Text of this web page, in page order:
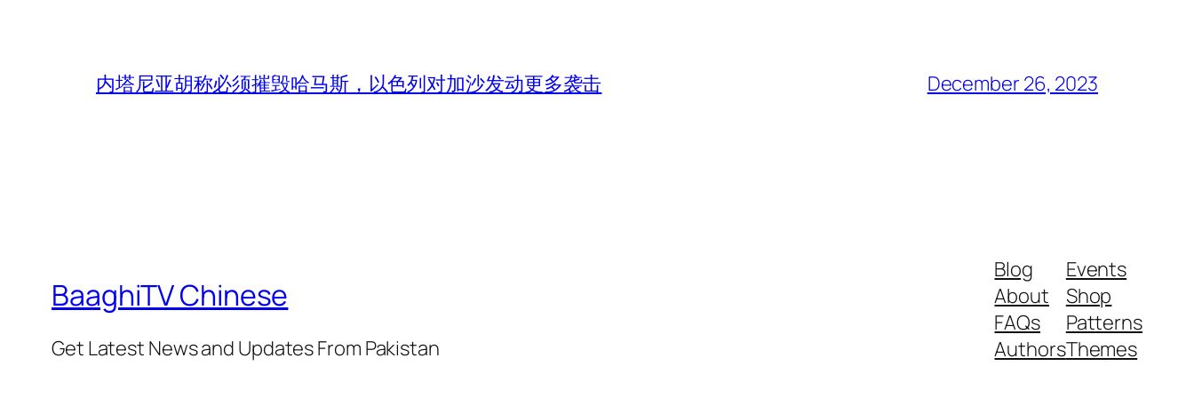
内塔尼亚胡称必须摧毁哈马斯，以色列对加沙发动更多袭击 December 26, 2023
BaaghiTV Chinese
Get Latest News and Updates From Pakistan
Blog
About
FAQs
Authors
Events
Shop
Patterns
Themes